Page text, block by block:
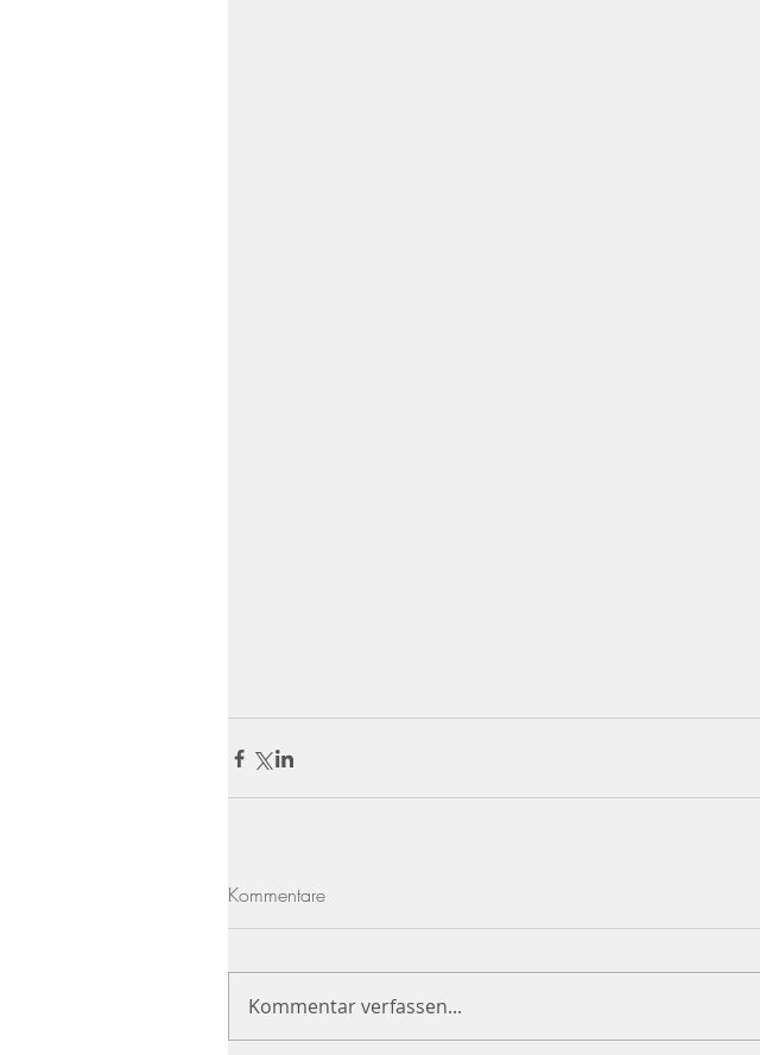
Kommentare
Kommentar verfassen...